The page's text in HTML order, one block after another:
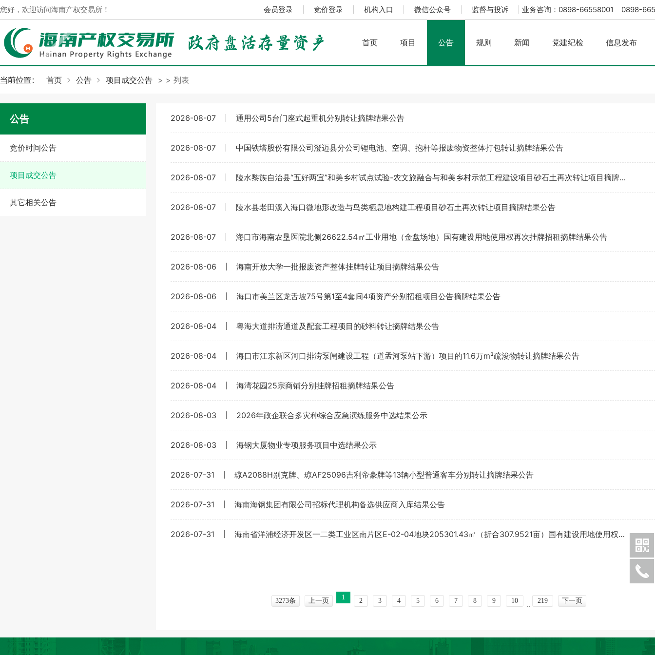
您好，欢迎访问海南产权交易所！ 会员登录 竞价登录 机构入口 微信公众号 监督与投诉 业务咨询：0898-66558001 0898-
首页 项目 公告 规则 新闻 党建纪检 信息发布
首页 公告 >
项目成交公告 > 列表
公告
竞价时间公告
项目成交公告
其它相关公告
2026-08-07 通用公司5台门座式起重机分别转让摘牌结果公告
2026-08-07 中国铁塔股份有限公司澄迈县分公司锂电池、空调、抱杆等报废物资整体打包转让摘牌结果公告
2026-08-07 陵水黎族自治县“五好两宜”和美乡村试点试验-农文旅融合与和美乡村示范工程建设项目砂石土再次转让项目摘牌结果公告
2026-08-07 陵水县老田溪入海口微地形改造与鸟类栖息地构建工程项目砂石土再次转让项目摘牌结果公告
2026-08-07 海口市海南农垦医院北侧26622.54㎡工业用地（金盘场地）国有建设用地使用权再次挂牌招租摘牌结果公告
2026-08-06 海南开放大学一批报废资产整体挂牌转让项目摘牌结果公告
2026-08-06 海口市美兰区龙舌坡75号第1至4套间4项资产分别招租项目公告摘牌结果公告
2026-08-04 粤海大道排涝通道及配套工程项目的砂料转让摘牌结果公告
2026-08-04 海口市江东新区河口排涝泵闸建设工程（道孟河泵站下游）项目的11.6万m³疏浚物转让摘牌结果公告
2026-08-04 海湾花园25宗商铺分别挂牌招租摘牌结果公告
2026-08-03 2026年政企联合多灾种综合应急演练服务中选结果公示
2026-08-03 海钢大厦物业专项服务项目中选结果公示
2026-07-31 琼A2088H别克牌、琼AF25096吉利帝豪牌等13辆小型普通客车分别转让摘牌结果公告
2026-07-31 海南海钢集团有限公司招标代理机构备选供应商入库结果公告
2026-07-31 海南省洋浦经济开发区一二类工业区南片区E-02-04地块205301.43㎡（折合307.9521亩）国有建设用地使用权转让摘牌结果公告
3273条 上一页 1 2 3 4 5 6 7 8 9 10
..
219 下一页